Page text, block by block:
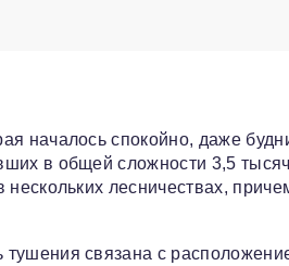
началось спокойно, даже
в общей сложности 3,5
лесничествах,
связана с